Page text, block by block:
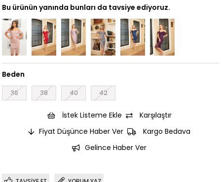
Bu ürünün yanında bunları da tavsiye ediyoruz.
Beden
36 38 40 42
İstek Listeme Ekle
Karşılaştır
Fiyat Düşünce Haber Ver
Kargo Bedava
Gelince Haber Ver